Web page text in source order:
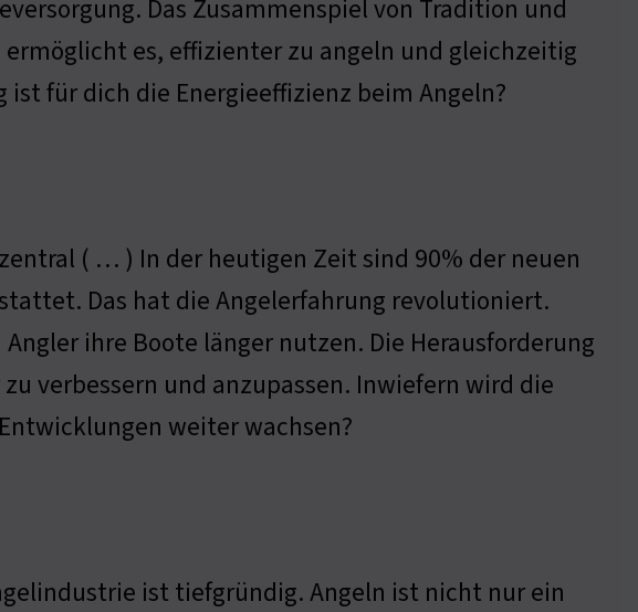
Das Zusammenspiel von Tradition und
ermöglicht es, effizienter zu angeln und gleichzeitig
ist für dich die Energieeffizienz beim Angeln?
( … ) In der heutigen Zeit sind 90% der neuen
Das hat die Angelerfahrung revolutioniert.
Angler ihre Boote länger nutzen. Die Herausforderung
verbessern und anzupassen. Inwiefern wird die
weiter wachsen?
ist tiefgründig. Angeln ist nicht nur ein